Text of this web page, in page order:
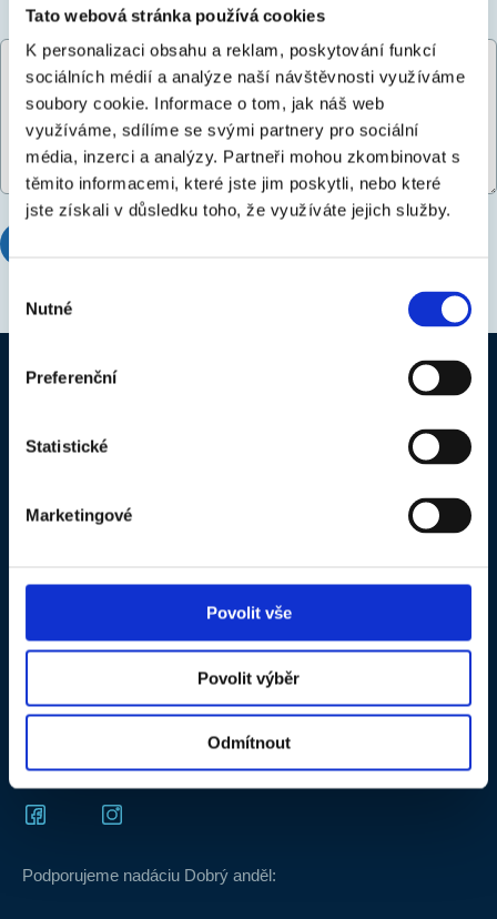
Tato webová stránka používá cookies
K personalizaci obsahu a reklam, poskytování funkcí
sociálních médií a analýze naší návštěvnosti využíváme
soubory cookie. Informace o tom, jak náš web
využíváme, sdílíme se svými partnery pro sociální
média, inzerci a analýzy. Partneři mohou zkombinovat s
těmito informacemi, které jste jim poskytli, nebo které
jste získali v důsledku toho, že využíváte jejich služby.
souhlasu
Nutné
Preferenční
Statistické
Marketingové
Povolit vše
Povolit výběr
Odmítnout
Vaša otázka *
Úvod
O spoločnosti
Často kladené otázky
HET BENEFIT - pravidlá súťaže
pravidlá
Certifikát HET ISO 9001_CS
Certifikát HET ISO 9001_EN
Podporujeme nadáciu Dobrý anděl: